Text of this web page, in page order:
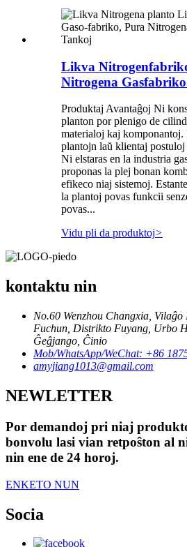
Likva
Nitrogena
Produktaj Avantaĝoj Ni
planton por plenigo de
materialoj kaj komponantoj.
plantojn laŭ klientaj
Ni elstaras en la industria
proponas la plej bonan
efikeco niaj sistemoj.
la plantoj povas funkcii
povas...
Vidu pli da produktoj>
kontaktu nin
No.60 Wenzhou Changxia,
Fuchun, Distrikto Fuyang, Urbo
Ĝeĝjango, Ĉinio
Mob/WhatsApp/WeChat: +86
amyjiang1013@gmail.com
NEWLETTER
Por demandoj pri niaj
bonvolu lasi vian retpoŝton al
nin ene de 24 horoj.
ENKETO NUN
Socia